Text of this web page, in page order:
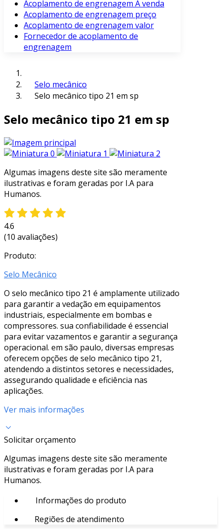
Acoplamento de engrenagem À venda
Acoplamento de engrenagem preço
Acoplamento de engrenagem valor
Fornecedor de acoplamento de
engrenagem
Selo mecânico
Selo mecânico tipo 21 em sp
Selo mecânico tipo 21 em sp
Algumas imagens deste site são meramente
ilustrativas e foram geradas por I.A para
Humanos.
4.6
(10 avaliações)
Produto:
Selo Mecânico
O selo mecânico tipo 21 é amplamente utilizado
para garantir a vedação em equipamentos
industriais, especialmente em bombas e
compressores. sua confiabilidade é essencial
para evitar vazamentos e garantir a segurança
operacional. em são paulo, diversas empresas
oferecem opções de selo mecânico tipo 21,
atendendo a distintos setores e necessidades,
assegurando qualidade e eficiência nas
aplicações.
Ver mais informações
Solicitar orçamento
Algumas imagens deste site são meramente
ilustrativas e foram geradas por I.A para
Humanos.
Informações do produto
Regiões de atendimento